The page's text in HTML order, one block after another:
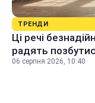
ТРЕНДИ
Ці речі
радять
06 серпня 2026, 10:40